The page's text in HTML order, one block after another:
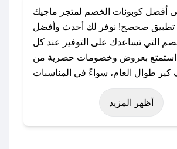
أفضل كوبونات الخصم لمتجر ماجيك
تطبيق صحصح! نوفر لك أحدث وأفضل
التي تساعدك على التوفير عند كل
استمتع بعروض وخصومات حصرية من
طوال العام، سواءً في المناسبات
عيد الأضحى، الجمعة البيضاء (شهر
اليوم الوطني، يوم التأسيس، أو
حتى عروض خاصة أخرى.
أظهر المزيد